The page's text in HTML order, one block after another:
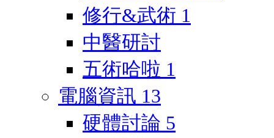
修行&武術 1
中醫研討
五術哈啦 1
電腦資訊 13
硬體討論 5